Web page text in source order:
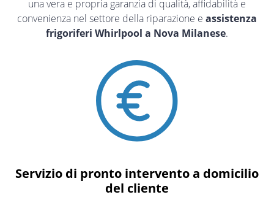
una vera e propria garanzia di qualità, affidabilità e
convenienza nel settore della riparazione e assistenza
frigoriferi Whirlpool a Nova Milanese.
Servizio di pronto intervento a domicilio
del cliente